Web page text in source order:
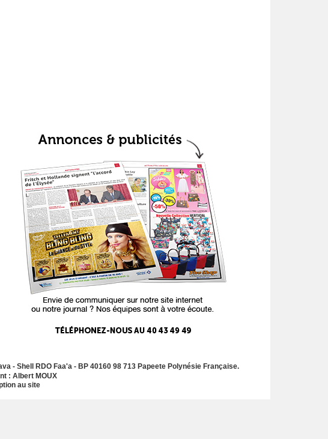
- Shell RDO Faa'a - BP 40160 98 713 Papeete Polynésie Française.
: Albert MOUX
au site